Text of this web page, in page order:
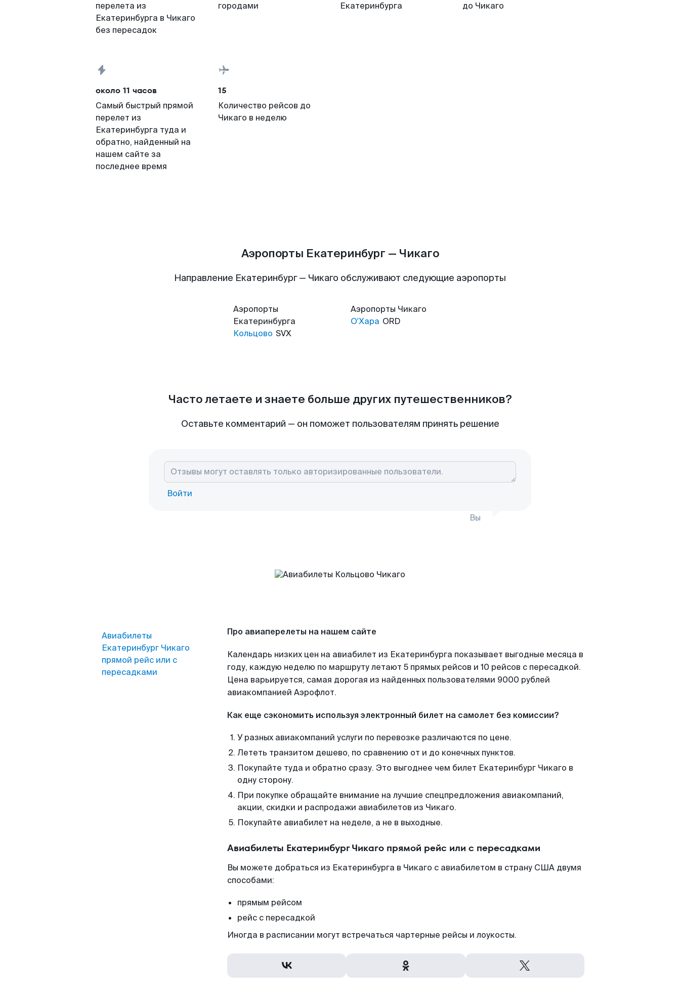
перелета из
Екатеринбурга в Чикаго
без пересадок
городами
Екатеринбурга
до Чикаго
около 11 часов
Самый быстрый прямой
перелет из
Екатеринбурга туда и
обратно, найденный на
нашем сайте за
последнее время
15
Количество рейсов до
Чикаго в неделю
Аэропорты Екатеринбург — Чикаго
Направление Екатеринбург — Чикаго обслуживают следующие аэропорты
Аэропорты
Екатеринбурга
Кольцово SVX
Аэропорты Чикаго
О'Хара ORD
Часто летаете и знаете больше других путешественников?
Оставьте комментарий — он поможет пользователям принять решение
Войти
Вы
Авиабилеты
Екатеринбург Чикаго
прямой рейс или с
пересадками
Про авиаперелеты на нашем сайте
Календарь низких цен на авиабилет из Екатеринбурга показывает выгодные месяца в
году, каждую неделю по маршруту летают 5 прямых рейсов и 10 рейсов с пересадкой.
Цена варьируется, самая дорогая из найденных пользователями 9000 рублей
авиакомпанией Аэрофлот.
Как еще сэкономить используя электронный билет на самолет без комиссии?
У разных авиакомпаний услуги по перевозке различаются по цене.
Лететь транзитом дешево, по сравнению от и до конечных пунктов.
Покупайте туда и обратно сразу. Это выгоднее чем билет Екатеринбург Чикаго в
одну сторону.
При покупке обращайте внимание на лучшие спецпредложения авиакомпаний,
акции, скидки и распродажи авиабилетов из Чикаго.
Покупайте авиабилет на неделе, а не в выходные.
Авиабилеты Екатеринбург Чикаго прямой рейс или с пересадками
Вы можете добраться из Екатеринбурга в Чикаго с авиабилетом в страну США двумя
способами:
прямым рейсом
рейс с пересадкой
Иногда в расписании могут встречаться чартерные рейсы и лоукосты.